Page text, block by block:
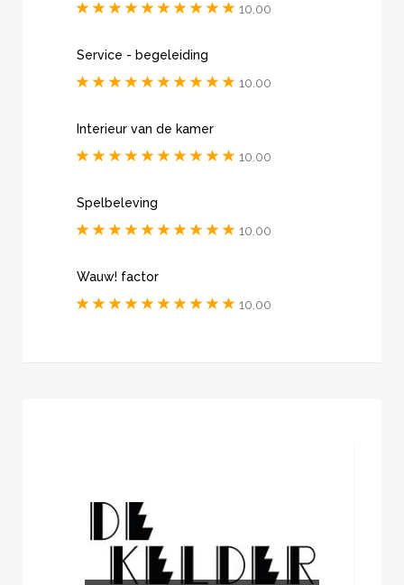
10.00
Service - begeleiding
10.00
Interieur van de kamer
10.00
Spelbeleving
10.00
Wauw! factor
10.00